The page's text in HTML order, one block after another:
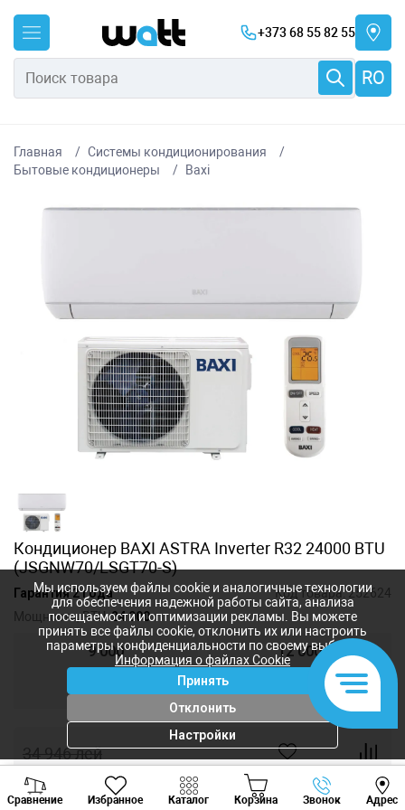
+373 68 55 82 55
RO
Главная
Системы кондиционирования
Бытовые кондиционеры
Baxi
Кондиционер BAXI ASTRA Inverter R32 24000 BTU
(JSGNW70/LSGT70-S)
Гарантия 2 года Код товара:252624
Мощность, BTU:24 000
9 000 12 000
34 946лей
23 298 лей
Сравнение Избранное Каталог Корзина Звонок Адрес
Viber Whatsapp
Мы используем файлы cookie и аналогичные технологии
для обеспечения надежной работы сайта, анализа
посещаемости и оптимизации рекламы. Вы можете
принять все файлы cookie, отклонить их или настроить
параметры конфиденциальности по своему выбору.
Информация о файлах Cookie
Принять
Отклонить
Настройки